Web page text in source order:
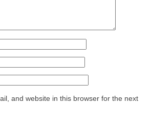
and website in this browser for the next